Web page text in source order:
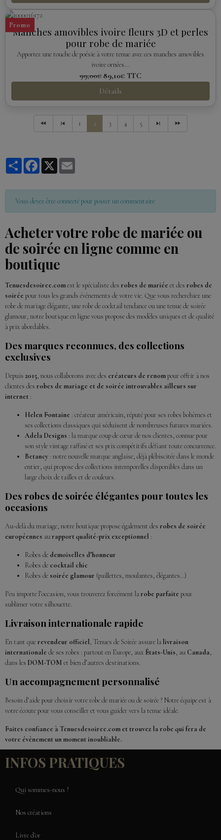
Promo
Manches amovibles ivoire fleurs 3D et perles
pour robe de mariée
Apportez une touche de poésie à votre tenue avec ces manches amovibles
ivoire ornées...
99,00€ 89,10€ TTC
Détails
1 2 3 4 5
PartagerFacebook
X
Vous devez être connecté pour poster un commentaire
Acheter votre robe de mariée ou
de soirée en ligne comme en
boutique
Tenuesdesoiree.comest le spécialiste des robes de mariée et des robes de
soirée pour tous les grands évènements de votre vie. Que vous recherchiez une
robe de mariage élégante, une robe de cocktail tendance ou une tenue de soirée
glamour, notre boutique en ligne vous propose des modèles uniques et de qualité
à prix abordables.
Des marques reconnues, des collections
exclusives
Depuis 2015, nous collaborons avec des créateurs de renompour offrir à nos
clientes des robes de mariage et de soirée introuvables ailleurs sur
internet :
Helen Fontaine : créateur américain, réputé pour ses robes bohèmes et
ses collections classiques qui séduisent de nombreuses futures mariées.
Adela Designs : la marque coup de cœur de nos clientes, connue pour
son style vintage raffiné et ses prix compétitifs défiant toute concurrence.
Betancy : notre nouvelle marque anglaise, déjà plébiscitée dans le monde
entier, qui propose des collections intemporelles disponibles dans un
large choix de tailles et de couleurs.
Des robes de soirée élégantes pour toutes les
occasions
Au-delà du mariage, notre boutique propose également des robes de soirée
européennes aurapport qualité-prix exceptionnel :
Robes de demoiselles d’honneur
Robes de cocktail chic
Robes de soirée glamour (paillettes, moulantes, élégantes…)
Peu importe l’occasion, vous trouverez forcément larobe parfaite pour
sublimer votre silhouette.
Livraison internationale rapide
En tant querevendeur officiel, Tenues de Soirée assure lalivraison
internationale de ses robes : partout en Europe, aux États-Unis, au Canada,
dans les DOM-TOM et bien d’autres destinations.
Un accompagnement personnalisé
Besoin d’aide pour choisir votre robe de mariée ou de soirée ? Notre équipe est à
votre écoute pour vous conseiller et vous guider vers la tenue idéale.
Faites confiance à Tenuesdesoiree.com et trouvez la robe qui fera de
votre évènement un moment inoubliable.
INFOS PRATIQUES
Qui sommes-nous ?
Nos créations
Livre d'or